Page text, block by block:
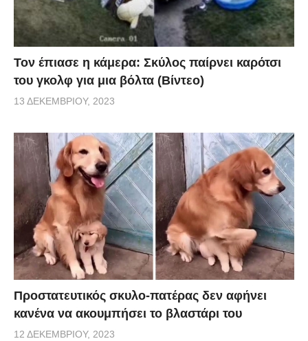
Τον έπιασε η κάμερα: Σκύλος παίρνει καρότσι
του γκολφ για μια βόλτα (Βίντεο)
13 ΔΕΚΕΜΒΡΊΟΥ, 2023
Προστατευτικός σκυλο-πατέρας δεν αφήνει
κανένα να ακουμπήσει το βλαστάρι του
12 ΔΕΚΕΜΒΡΊΟΥ, 2023